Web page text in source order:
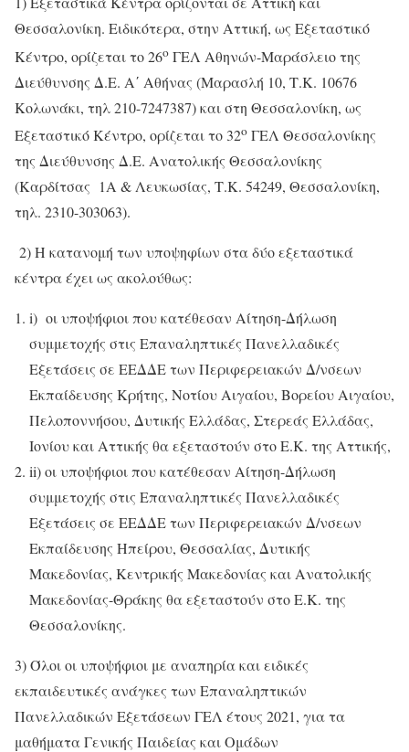
Θεσσαλονίκη. Ειδικότερα, στην Αττική, ως Εξεταστικό
Κέντρο, ορίζεται το 26ο ΓΕΛ Αθηνών-Μαράσλειο της
Διεύθυνσης Δ.Ε. Α΄ Αθήνας (Μαρασλή 10, Τ.Κ. 10676
Κολωνάκι, τηλ 210-7247387) και στη Θεσσαλονίκη, ως
Εξεταστικό Κέντρο, ορίζεται το 32ο ΓΕΛ Θεσσαλονίκης
της Διεύθυνσης Δ.Ε. Ανατολικής Θεσσαλονίκης
(Καρδίτσας 1Α & Λευκωσίας, Τ.Κ. 54249, Θεσσαλονίκη,
τηλ. 2310-303063).
2) Η κατανομή των υποψηφίων στα δύο εξεταστικά
κέντρα έχει ως ακολούθως:
i) οι υποψήφιοι που κατέθεσαν Αίτηση-Δήλωση
συμμετοχής στις Επαναληπτικές Πανελλαδικές
Εξετάσεις σε ΕΕΔΔΕ των Περιφερειακών Δ/νσεων
Εκπαίδευσης Κρήτης, Νοτίου Αιγαίου, Βορείου Αιγαίου,
Πελοποννήσου, Δυτικής Ελλάδας, Στερεάς Ελλάδας,
Ιονίου και Αττικής θα εξεταστούν στο Ε.Κ. της Αττικής,
ii) οι υποψήφιοι που κατέθεσαν Αίτηση-Δήλωση
συμμετοχής στις Επαναληπτικές Πανελλαδικές
Εξετάσεις σε ΕΕΔΔΕ των Περιφερειακών Δ/νσεων
Εκπαίδευσης Ηπείρου, Θεσσαλίας, Δυτικής
Μακεδονίας, Κεντρικής Μακεδονίας και Ανατολικής
Μακεδονίας-Θράκης θα εξεταστούν στο Ε.Κ. της
Θεσσαλονίκης.
3) Όλοι οι υποψήφιοι με αναπηρία και ειδικές
εκπαιδευτικές ανάγκες των Επαναληπτικών
Πανελλαδικών Εξετάσεων ΓΕΛ έτους 2021, για τα
μαθήματα Γενικής Παιδείας και Ομάδων